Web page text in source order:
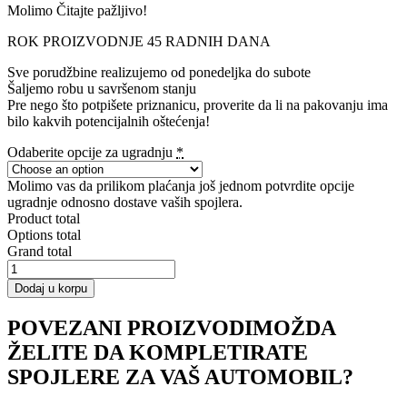
Molimo Čitajte pažljivo!
ROK PROIZVODNJE 45 RADNIH DANA
Sve porudžbine realizujemo od ponedeljka do subote
Šaljemo robu u savršenom stanju
Pre nego što potpišete priznanicu, proverite da li na pakovanju ima
bilo kakvih potencijalnih oštećenja!
Odaberite opcije za ugradnju *
Molimo vas da prilikom plaćanja još jednom potvrdite opcije
ugradnje odnosno dostave vaših spojlera.
Product total
Options total
Grand total
Rear
Splitter
Skoda
RS
Mk1
količina
Dodaj u korpu
POVEZANI PROIZVODIMOŽDA
ŽELITE DA KOMPLETIRATE
SPOJLERE ZA VAŠ AUTOMOBIL?